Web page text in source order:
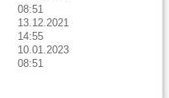
08:51
13.12.2021
14:55
10.01.2023
08:51